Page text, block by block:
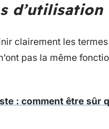
d’utilisation
clairement les termes
pas la même
: comment être sûr